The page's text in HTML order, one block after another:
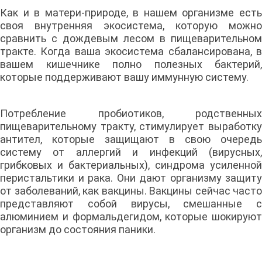
Как и в матери-природе, в нашем организме есть
своя внутренняя экосистема, которую можно
сравнить с дождевым лесом в пищеварительном
тракте. Когда ваша экосистема сбалансирована, в
вашем кишечнике полно полезных бактерий,
которые поддерживают вашу иммунную систему.
Потребление пробиотиков, родственных
пищеварительному тракту, стимулирует выработку
антител, которые защищают в свою очередь
систему от аллергий и инфекций (вирусных,
грибковых и бактериальных), синдрома усиленной
перистальтики и рака. Они дают организму защиту
от заболеваний, как вакцины. Вакцины сейчас часто
представляют собой вирусы, смешанные с
алюминием и формальдегидом, которые шокируют
организм до состояния паники.